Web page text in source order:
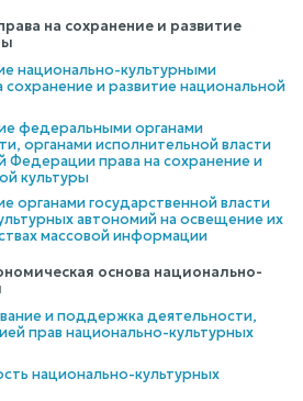
на сохранение и развитие
национально-культурными
сохранение и развитие национальной
федеральными органами
органами исполнительной власти
Федерации права на сохранение и
культуры
органами государственной власти
автономий на освещение их
массовой информации
основа национально-
и поддержка деятельности,
прав национально-культурных
национально-культурных